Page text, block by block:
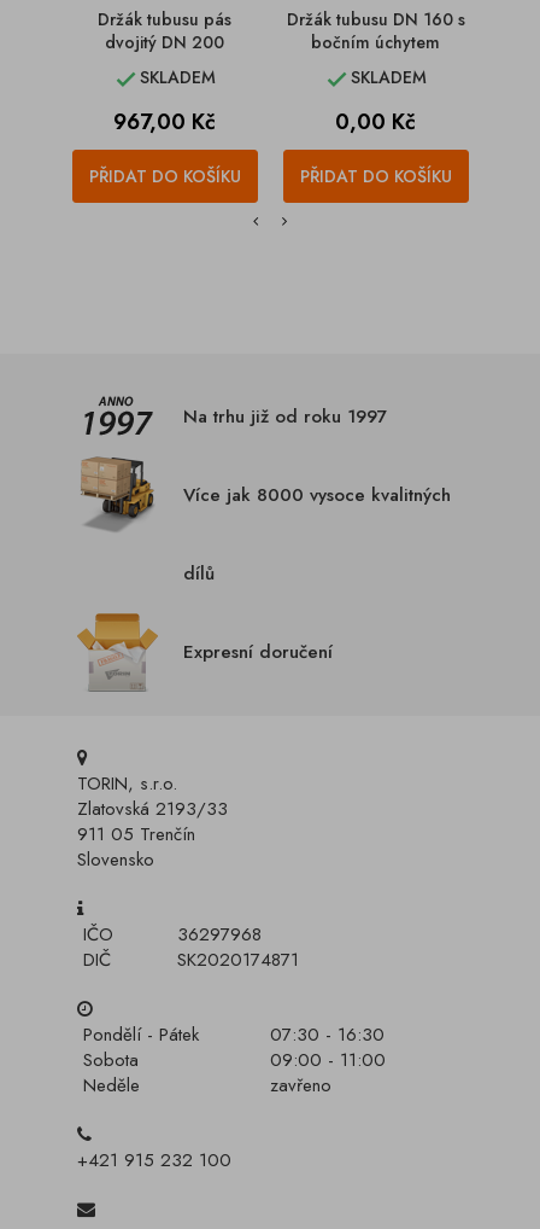
Držák tubusu pás
dvojitý DN 200
SKLADEM
Cena
967,00 Kč
PŘIDAT DO KOŠÍKU
Držák tubusu DN 160 s
bočním úchytem
SKLADEM
Cena
0,00 Kč
PŘIDAT DO KOŠÍKU
Na trhu již od roku 1997
Více jak 8000 vysoce kvalitných
dílů
Expresní doručení
TORIN, s.r.o.
Zlatovská 2193/33
911 05 Trenčín
Slovensko
IČO
36297968
DIČ
SK2020174871
Pondělí - Pátek
07:30 - 16:30
Sobota
09:00 - 11:00
Neděle
zavřeno
+421 915 232 100